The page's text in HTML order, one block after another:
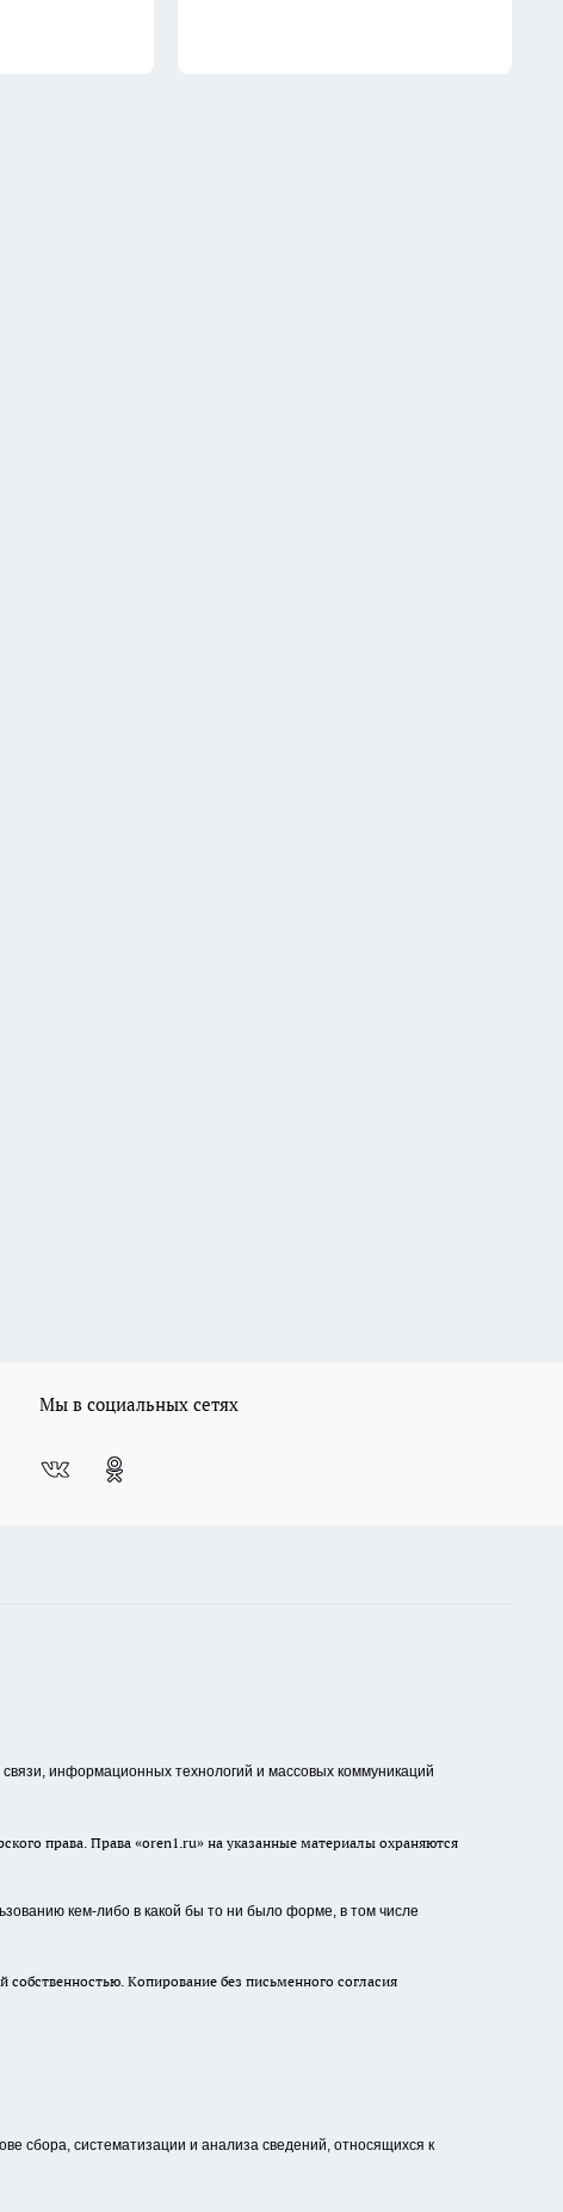
Мы в социальных сетях
информационных технологий и массовых коммуникаций
права. Права «oren1.ru» на указанные материалы охраняются
кем-либо в какой бы то ни было форме, в том числе
Копирование без письменного согласия
сбора, систематизации и анализа сведений, относящихся к